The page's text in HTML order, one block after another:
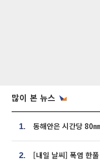
많이 본 뉴스
1.
2.